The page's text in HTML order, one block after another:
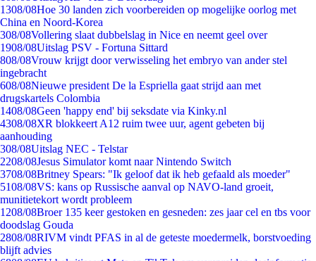
1308/08Hoe 30 landen zich voorbereiden op mogelijke oorlog met
China en Noord-Korea
308/08Vollering slaat dubbelslag in Nice en neemt geel over
1908/08Uitslag PSV - Fortuna Sittard
808/08Vrouw krijgt door verwisseling het embryo van ander stel
ingebracht
608/08Nieuwe president De la Espriella gaat strijd aan met
drugskartels Colombia
1408/08Geen 'happy end' bij seksdate via Kinky.nl
4308/08XR blokkeert A12 ruim twee uur, agent gebeten bij
aanhouding
308/08Uitslag NEC - Telstar
2208/08Jesus Simulator komt naar Nintendo Switch
3708/08Britney Spears: "Ik geloof dat ik heb gefaald als moeder"
5108/08VS: kans op Russische aanval op NAVO-land groeit,
munitietekort wordt probleem
1208/08Broer 135 keer gestoken en gesneden: zes jaar cel en tbs voor
doodslag Gouda
2808/08RIVM vindt PFAS in al de geteste moedermelk, borstvoeding
blijft advies